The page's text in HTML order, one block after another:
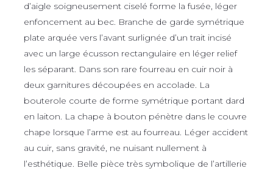
d’aigle soigneusement ciselé forme la fusée, léger
enfoncement au bec. Branche de garde symétrique
plate arquée vers l’avant surlignée d’un trait incisé
avec un large écusson rectangulaire en léger relief
les séparant. Dans son rare fourreau en cuir noir à
deux garnitures découpées en accolade. La
bouterole courte de forme symétrique portant dard
en laiton. La chape à bouton pénètre dans le couvre
chape lorsque l’arme est au fourreau. Léger accident
au cuir, sans gravité, ne nuisant nullement à
l’esthétique. Belle pièce très symbolique de l’artillerie